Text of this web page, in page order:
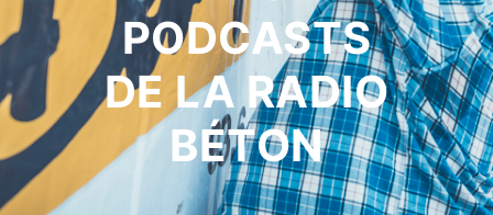
PODCASTS
DE LA RADIO
BÉTON